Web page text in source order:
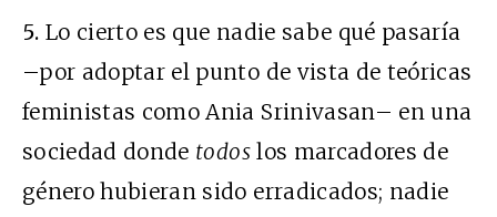
5. Lo cierto es que nadie sabe qué pasaría
–por adoptar el punto de vista de teóricas
feministas como Ania Srinivasan– en una
sociedad donde todoslos marcadores de
género hubieran sido erradicados; nadie